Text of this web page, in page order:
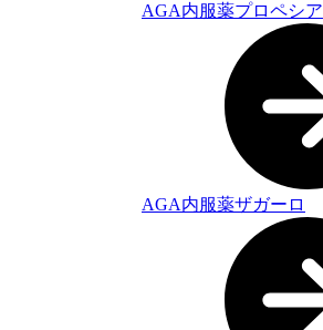
AGA内服薬プロペシア
AGA内服薬ザガーロ